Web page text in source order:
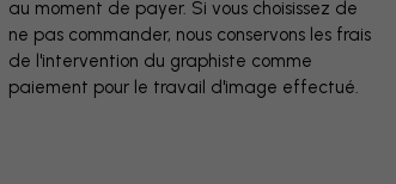
au moment de payer. Si vous choisissez de
ne pas commander, nous conservons les frais
de l'intervention du graphiste comme
paiement pour le travail d'image effectué.